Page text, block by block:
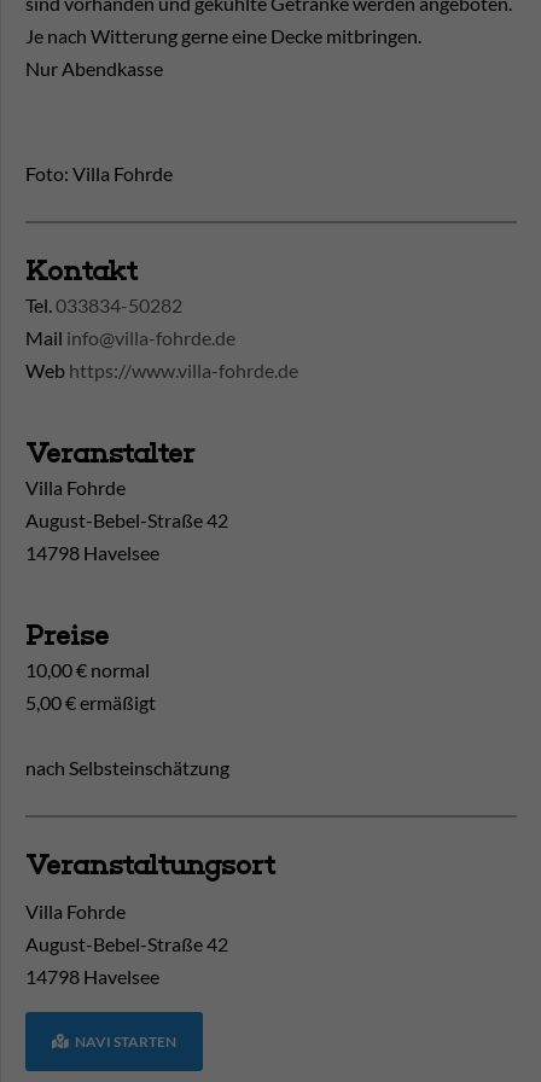
Je nach Witterung gerne eine Decke mitbringen.
Nur Abendkasse
Foto: Villa Fohrde
Kontakt
Tel.033834-50282
Mail info@villa-fohrde.de
Web https://www.villa-fohrde.de
Veranstalter
Villa Fohrde
August-Bebel-Straße 42
14798 Havelsee
Preise
10,00 € normal
5,00 € ermäßigt
nach Selbsteinschätzung
Veranstaltungsort
Villa Fohrde
August-Bebel-Straße 42
14798 Havelsee
NAVI STARTEN